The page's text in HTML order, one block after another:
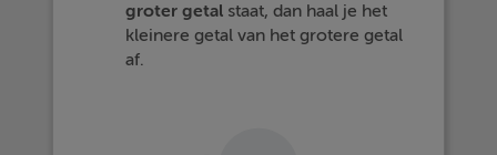
groter getal staat, dan haal je het
kleinere getal van het grotere getal
af.